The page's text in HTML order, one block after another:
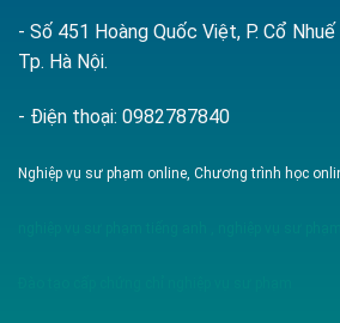
- Số 451 Hoàng Quốc Việt, P. Cổ
Tp. Hà Nội.
- Điện thoại: 0982787840
Nghiệp vụ sư phạm online, Chương trình học